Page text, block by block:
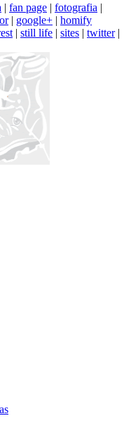
| fan page | fotografia |
| google+ | homify
| still life | sites | twitter|